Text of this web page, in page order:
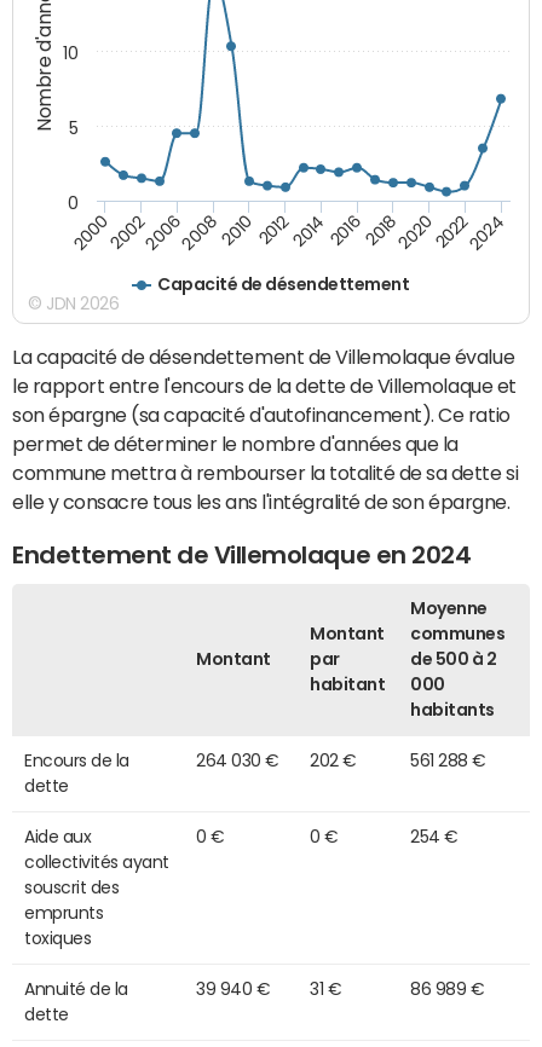
Nombre d'années
Capacité de désendettement
20002002200620082010 2012201420162018202020222024
0
5
10
© JDN 2026
La capacité de désendettement de Villemolaque évalue
le rapport entre l'encours de la dette de Villemolaque et
son épargne (sa capacité d'autofinancement). Ce ratio
permet de déterminer le nombre d'années que la
commune mettra à rembourser la totalité de sa dette si
elle y consacre tous les ans l'intégralité de son épargne.
Endettement de Villemolaque en 2024
Montant
Montant
par
habitant
Moyenne
communes
de 500 à 2
000
habitants
Encours de la
dette
264 030 € 202 € 561 288 €
Aide aux
collectivités ayant
souscrit des
emprunts
toxiques
0 € 0 € 254 €
Annuité de la
dette
39 940 € 31 € 86 989 €